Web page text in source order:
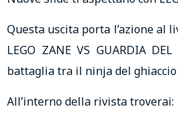
Questa uscita porta l’azione al
LEGO ZANE VS GUARDIA
battaglia tra il ninja del
All’interno della rivista troverai: